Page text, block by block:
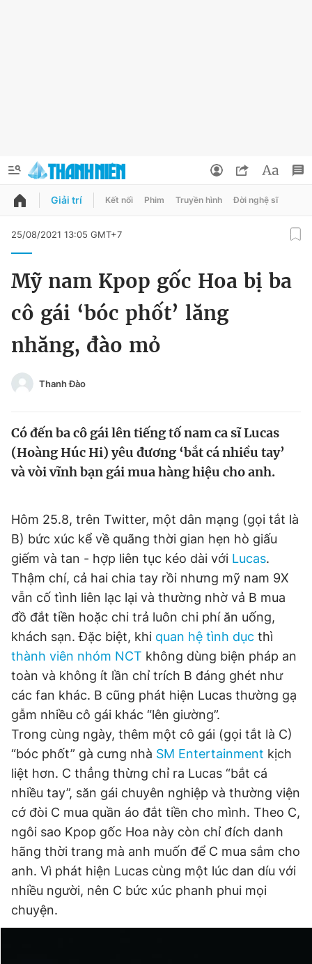
QUẢNG CÁO
Chuyên mục
Chào ngày mới
Video Magazine
Tiện ích Bạn cần biết
Thông tin tòa soạn Liên hệ quảng cáo
Đọc Thanh Niên trên điện thoại
Theo dõi báo trên
Hotline
0906 645 777
Liên hệ quảng cáo
0908 780 404
Đặt báo Quảng cáo RSS Tòa soạn Chính sách bảo
Tổng biên tập: Nguyễn Ngọc Toàn
Phó tổng biên tập thường trực: Hải Thành
Phó tổng biên tập: Trần Việt Hưng
Tổng thư ký tòa soạn: Đức Trung
Đổi mật khẩu
Tin đã lưu
Tin đã xem
Đăng xuất
Giải trí Kết nối Phim Truyền hình Đời nghệ sĩ
25/08/2021 13:05 GMT+7
Mỹ nam Kpop gốc Hoa bị ba
cô gái ‘bóc phốt’ lăng
nhăng, đào mỏ
Thanh Đào
Có đến ba cô gái lên tiếng tố nam ca sĩ Lucas
(Hoàng Húc Hi) yêu đương ‘bắt cá nhiều tay’
và vòi vĩnh bạn gái mua hàng hiệu cho anh.
Hôm 25.8, trên Twitter, một dân mạng (gọi tắt là
B) bức xúc kể về quãng thời gian hẹn hò giấu
giếm và tan - hợp liên tục kéo dài với Lucas.
Thậm chí, cả hai chia tay rồi nhưng mỹ nam 9X
vẫn cố tình liên lạc lại và thường nhờ vả B mua
đồ đắt tiền hoặc chi trả luôn chi phí ăn uống,
khách sạn. Đặc biệt, khi quan hệ tình dục thì
thành viên nhóm NCT không dùng biện pháp an
toàn và không ít lần chỉ trích B đáng ghét như
các fan khác. B cũng phát hiện Lucas thường gạ
gẫm nhiều cô gái khác “lên giường”.
Trong cùng ngày, thêm một cô gái (gọi tắt là C)
“bóc phốt” gà cưng nhà SM Entertainment kịch
liệt hơn. C thẳng thừng chỉ ra Lucas “bắt cá
nhiều tay”, săn gái chuyên nghiệp và thường viện
cớ đòi C mua quần áo đắt tiền cho mình. Theo C,
ngôi sao Kpop gốc Hoa này còn chỉ đích danh
hãng thời trang mà anh muốn để C mua sắm cho
anh. Vì phát hiện Lucas cùng một lúc dan díu với
nhiều người, nên C bức xúc phanh phui mọi
chuyện.